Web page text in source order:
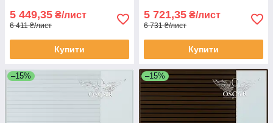
5 449,35 ₴/лист
6 411 ₴/лист
Купити
5 721,35 ₴/лист
6 731 ₴/лист
Купити
–15% –15%